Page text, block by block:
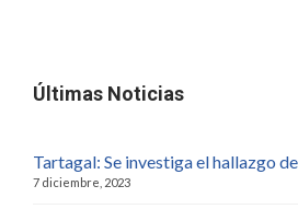
Últimas Noticias
Tartagal: Se investiga el hallazgo
7 diciembre, 2023